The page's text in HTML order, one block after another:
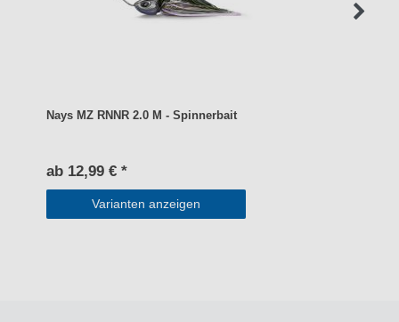
Nays MZ RNNR 2.0 M - Spinnerbait
ab 12,99 € *
Varianten anzeigen